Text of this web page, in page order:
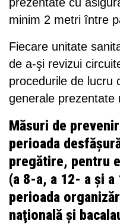
minim 2 metri între
Fiecare unitate
de a-şi revizui
procedurile de lucru
generale prezentate
Măsuri de
perioada
pregătire, pentru
(a 8-a, a 12- a şi
perioada
naţională şi